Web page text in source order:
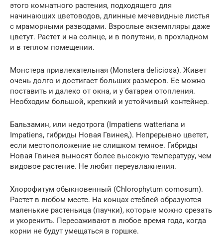
этого комнатного растения, подходящего для
начинающих цветоводов, длинные мечевидные листья
с мраморными разводами. Взрослые экземпляры даже
цветут. Растет и на солнце, и в полутени, в прохладном
и в теплом помещении.
Монстера привлекательная (Monstera deliciosa). Живет
очень долго и достигает больших размеров. Ее можно
поставить и далеко от окна, и у батареи отопления.
Необходим большой, крепкий и устойчивый контейнер.
Бальзамин, или недотрога (Impatiens watteriana и
Impatiens, гибриды Новая Гвинея,). Непрерывно цветет,
если местоположение не слишком темное. Гибриды
Новая Гвинея выносят более высокую температуру, чем
видовое растение. Не любит переувлажнения.
Хлорофитум обыкновенный (Chlorophytum comosum).
Растет в любом месте. На концах стеблей образуются
маленькие растеньица (паучки), которые можно срезать
и укоренить. Пересаживают в любое время года, когда
корни не будут умещаться в горшке.